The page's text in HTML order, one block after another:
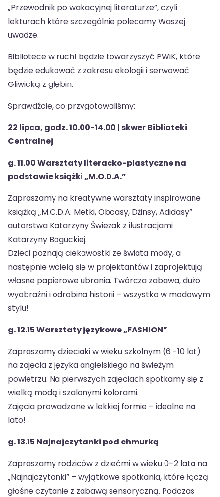
„Przewodnik po wakacyjnej literaturze”, czyli
lekturach które szczególnie polecamy Waszej
uwadze.
Bibliotece w ruch! będzie towarzyszyć PWiK, które
będzie edukować z zakresu ekologii i serwować
Gliwicką z głębin.
Sprawdźcie, co przygotowaliśmy:
22 lipca, godz. 10.00-14.00 | skwer Biblioteki
Centralnej
g. 11.00 Warsztaty literacko-plastyczne na
podstawie książki „M.O.D.A.”
Zapraszamy na kreatywne warsztaty inspirowane
książką „M.O.D.A. Metki, Obcasy, Dżinsy, Adidasy”
autorstwa Katarzyny Świeżak z ilustracjami
Katarzyny Boguckiej.
Dzieci poznają ciekawostki ze świata mody, a
następnie wcielą się w projektantów i zaprojektują
własne papierowe ubrania. Twórcza zabawa, dużo
wyobraźni i odrobina historii – wszystko w modowym
stylu!
g. 12.15 Warsztaty językowe „FASHION”
Zapraszamy dzieciaki w wieku szkolnym (6 -10 lat)
na zajęcia z języka angielskiego na świeżym
powietrzu. Na pierwszych zajęciach spotkamy się z
wielką modą i szalonymi kolorami.
Zajęcia prowadzone w lekkiej formie – idealne na
lato!
g. 13.15 Najnajczytanki pod chmurką
Zapraszamy rodziców z dziećmi w wieku 0–2 lata na
„Najnajczytanki” – wyjątkowe spotkania, które łączą
głośne czytanie z zabawą sensoryczną. Podczas